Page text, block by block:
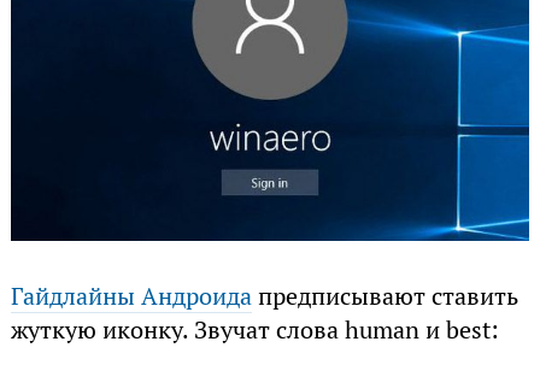
Гайдлайны Андроидапредписывают ставить
жуткую иконку. Звучат слова human и best: